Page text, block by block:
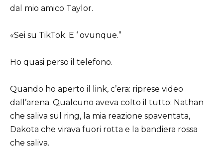
dal mio amico Taylor.
«Sei su TikTok. E ‘ ovunque.”
Ho quasi perso il telefono.
Quando ho aperto il link, c’era: riprese video
dall’arena. Qualcuno aveva colto il tutto: Nathan
che saliva sul ring, la mia reazione spaventata,
Dakota che virava fuori rotta e la bandiera rossa
che saliva.